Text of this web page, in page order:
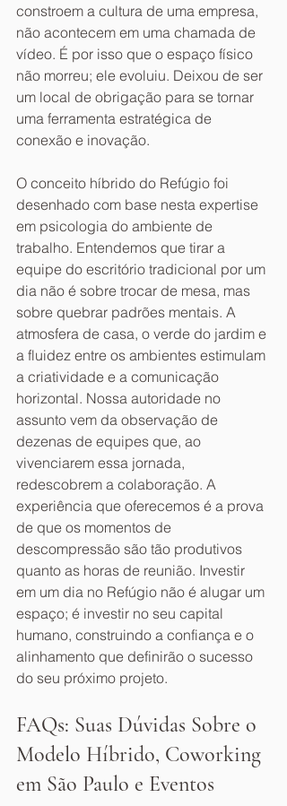
constroem a cultura de uma empresa,
não acontecem em uma chamada de
vídeo. É por isso que o espaço físico
não morreu; ele evoluiu. Deixou de ser
um local de obrigação para se tornar
uma ferramenta estratégica de
conexão e inovação.
O conceito híbrido do Refúgio foi
desenhado com base nesta expertise
em psicologia do ambiente de
trabalho. Entendemos que tirar a
equipe do escritório tradicional por um
dia não é sobre trocar de mesa, mas
sobre quebrar padrões mentais. A
atmosfera de casa, o verde do jardim e
a fluidez entre os ambientes estimulam
a criatividade e a comunicação
horizontal. Nossa autoridade no
assunto vem da observação de
dezenas de equipes que, ao
vivenciarem essa jornada,
redescobrem a colaboração. A
experiência que oferecemos é a prova
de que os momentos de
descompressão são tão produtivos
quanto as horas de reunião. Investir
em um dia no Refúgio não é alugar um
espaço; é investir no seu capital
humano, construindo a confiança e o
alinhamento que definirão o sucesso
do seu próximo projeto.
FAQs: Suas Dúvidas Sobre o
Modelo Híbrido, Coworking
em São Paulo e Eventos